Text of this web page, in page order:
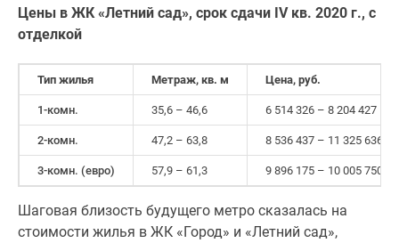
Цены в ЖК «Летний сад», срок сдачи IVкв. 2020 г., с
отделкой
Тип жилья Метраж, кв. м Цена, руб.
1-комн. 35,6 – 46,6 6 514 326 – 8 204 427
2-комн. 47,2 – 63,8 8 536 437 – 11 325 636
3-комн. (евро) 57,9 – 61,3 9 896 175 – 10 005 750
Шаговая близость будущего метро сказалась на
стоимости жилья в ЖК «Город» и «Летний сад»,